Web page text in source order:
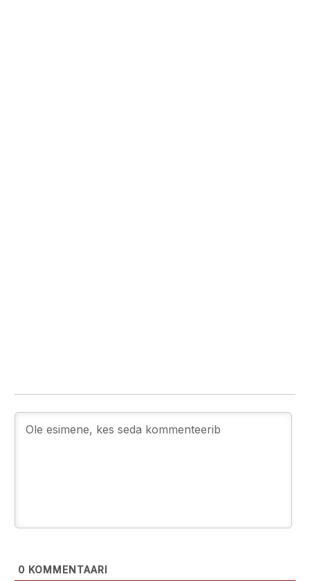
0 KOMMENTAARI